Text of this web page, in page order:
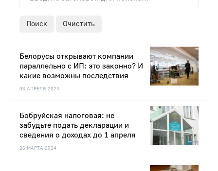
Поиск Очистить
03 АПРЕЛЯ 2024
Белорусы открывают компании
параллельно с ИП: это законно? И
какие возможны последствия
26 МАРТА 2024
Бобруйская налоговая: не
забудьте подать декларации и
сведения о доходах до 1 апреля